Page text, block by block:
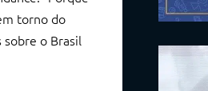
torno do
o Brasil